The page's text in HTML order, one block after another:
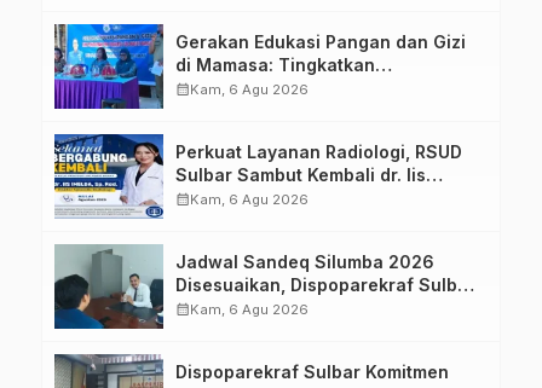
Gerakan Edukasi Pangan dan Gizi
di Mamasa: Tingkatkan
Pengetahuan dan Keterampilan
calendar_monthKam, 6 Agu 2026
Perkuat Layanan Radiologi, RSUD
Sulbar Sambut Kembali dr. Iis
Imelda, Sp.Rad
calendar_monthKam, 6 Agu 2026
Jadwal Sandeq Silumba 2026
Disesuaikan, Dispoparekraf Sulbar
Pastikan Persiapan Tetap
calendar_monthKam, 6 Agu 2026
Dispoparekraf Sulbar Komitmen